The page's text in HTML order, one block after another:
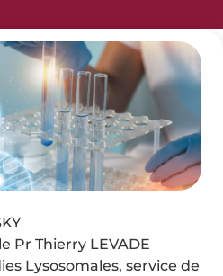
Pr Thierry LEVADE
Lysosomales, service de